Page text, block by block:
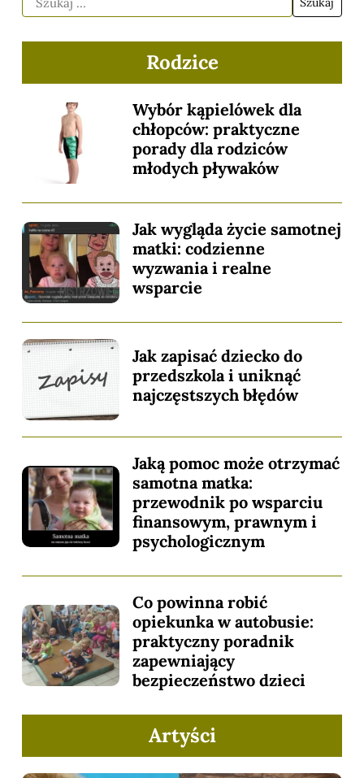
Rodzice
Wybór kąpielówek dla
chłopców: praktyczne
porady dla rodziców
młodych pływaków
Jak wygląda życie samotnej
matki: codzienne
wyzwania i realne
wsparcie
Jak zapisać dziecko do
przedszkola i uniknąć
najczęstszych błędów
Jaką pomoc może otrzymać
samotna matka:
przewodnik po wsparciu
finansowym, prawnym i
psychologicznym
Co powinna robić
opiekunka w autobusie:
praktyczny poradnik
zapewniający
bezpieczeństwo dzieci
Artyści